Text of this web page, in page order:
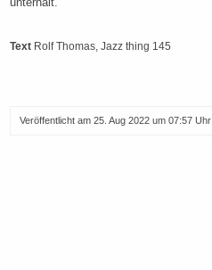
Text Rolf Thomas, Jazz thing 145
Veröffentlicht am 25. Aug 2022 um 07:57 Uhr